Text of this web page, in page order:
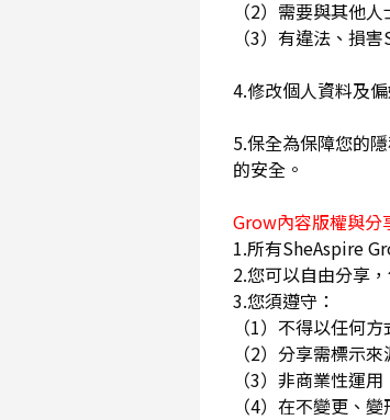
（2）需要與其他
（3）有違法、損
4.修改個人資料及
5.保全為保障您的
的安全。
Grow內容版權與分
1.所有SheAspire
2.您可以自由分享
3.您須遵守：
（1）不得以任何
（2）分享需標示
（3）非商業性運用
（4）在不變更、